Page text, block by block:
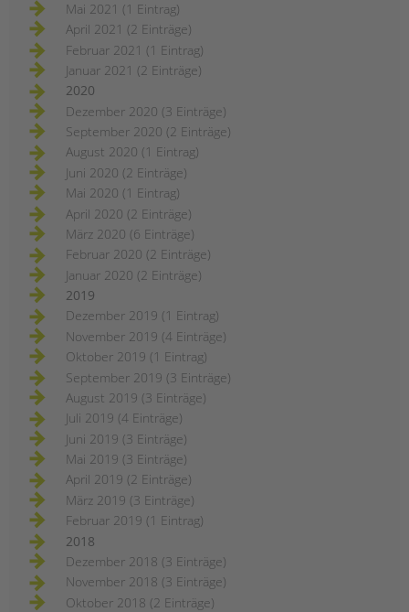
Mai 2021 (1 Eintrag)
April 2021 (2 Einträge)
Februar 2021 (1 Eintrag)
Januar 2021 (2 Einträge)
2020
Dezember 2020 (3 Einträge)
September 2020 (2 Einträge)
August 2020 (1 Eintrag)
Juni 2020 (2 Einträge)
Mai 2020 (1 Eintrag)
April 2020 (2 Einträge)
März 2020 (6 Einträge)
Februar 2020 (2 Einträge)
Januar 2020 (2 Einträge)
2019
Dezember 2019 (1 Eintrag)
November 2019 (4 Einträge)
Oktober 2019 (1 Eintrag)
September 2019 (3 Einträge)
August 2019 (3 Einträge)
Juli 2019 (4 Einträge)
Juni 2019 (3 Einträge)
Mai 2019 (3 Einträge)
April 2019 (2 Einträge)
März 2019 (3 Einträge)
Februar 2019 (1 Eintrag)
2018
Dezember 2018 (3 Einträge)
November 2018 (3 Einträge)
Oktober 2018 (2 Einträge)